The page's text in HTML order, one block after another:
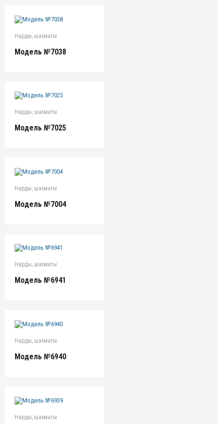
Нарды, шахматы
Модель №7038
Нарды, шахматы
Модель №7025
Нарды, шахматы
Модель №7004
Нарды, шахматы
Модель №6941
Нарды, шахматы
Модель №6940
Нарды, шахматы